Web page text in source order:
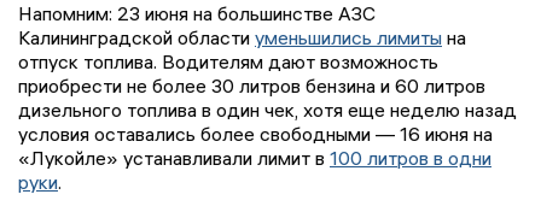
Напомним: 23 июня на большинстве АЗС
Калининградской области уменьшились лимиты на
отпуск топлива. Водителям дают возможность
приобрести не более 30 литров бензина и 60 литров
дизельного топлива в один чек, хотя еще неделю назад
условия оставались более свободными — 16 июня на
«Лукойле» устанавливали лимит в 100 литров в одни
руки.